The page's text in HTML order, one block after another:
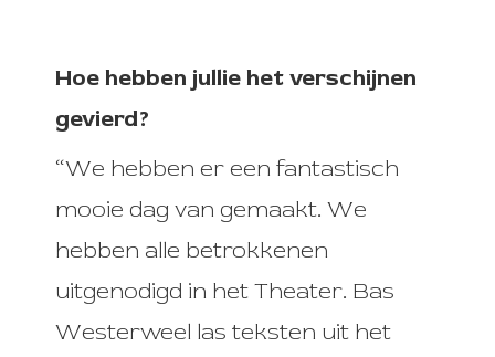
Hoe hebben jullie het verschijnen
gevierd?
“We hebben er een fantastisch
mooie dag van gemaakt. We
hebben alle betrokkenen
uitgenodigd in het Theater. Bas
Westerweel las teksten uit het